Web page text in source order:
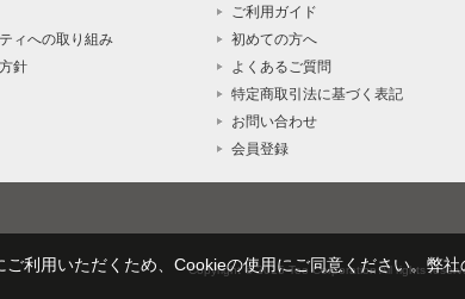
ィへの取り組み
針
ご利用ガイド
初めての方へ
よくあるご質問
特定商取引法に基づく表記
お問い合わせ
会員登録
Copyright © 2015 Too Corporation All rights
利用いただくため、Cookieの使用にご同意ください。弊社